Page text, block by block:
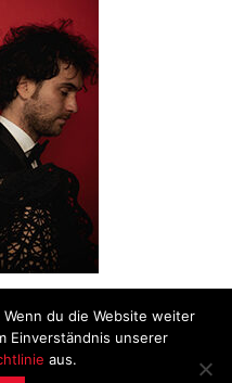
du die Website weiter
Einverständnis unserer
aus.